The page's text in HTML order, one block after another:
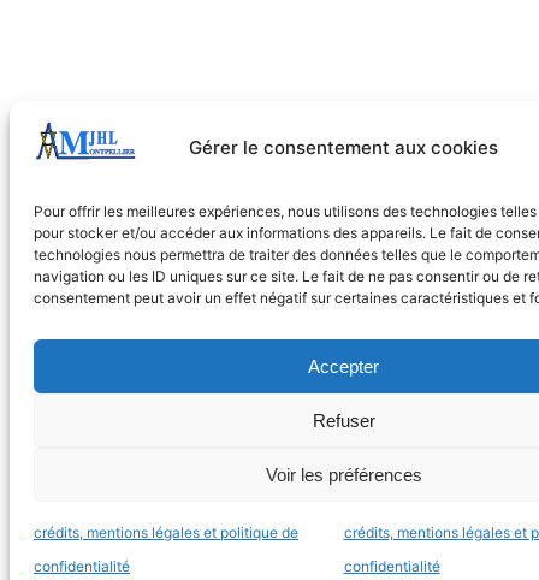
Gérer le consentement aux cookies
Pour offrir les meilleures expériences, nous utilisons des technologies
pour stocker et/ou accéder aux informations des appareils. Le fait de
technologies nous permettra de traiter des données telles que le
navigation ou les ID uniques sur ce site. Le fait de ne pas consentir ou de
consentement peut avoir un effet négatif sur certaines caractéristiques et
Accepter
Refuser
Voir les préférences
crédits, mentions légales et politique de
confidentialité
crédits, mentions légales et
confidentialité